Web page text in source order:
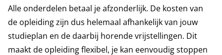
Alle onderdelen betaal je afzonderlijk. De kosten van
de opleiding zijn dus helemaal afhankelijk van jouw
studieplan en de daarbij horende vrijstellingen. Dit
maakt de opleiding flexibel, je kan eenvoudig stoppen